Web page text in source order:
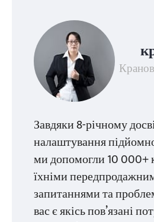
Завдяки 8-річному
налаштування
ми допомогли 10 000+
їхніми
запитаннями та
вас є якісь пов’язані